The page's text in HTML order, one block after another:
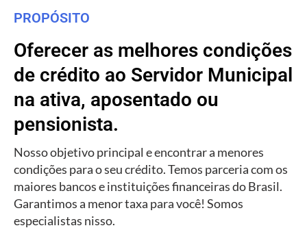
PROPÓSITO
Oferecer as melhores condições
de crédito ao Servidor Municipal
na ativa, aposentado ou
pensionista.
Nosso objetivo principal e encontrar a menores
condições para o seu crédito. Temos parceria com os
maiores bancos e instituições financeiras do Brasil.
Garantimos a menor taxa para você! Somos
especialistas nisso.